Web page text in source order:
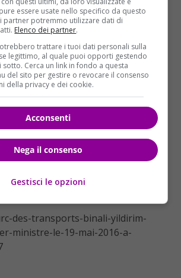
turcoBinali Yildirim ha
attentato opera della vile
terroristica del Pkk», a un
sud-est. «Un attacco infame da
che hanno ucciso 11 nostri
non cederà al terrore e
nostra guerra contro tutte le
Lavoriamo senza
a questi attentati. Come ha
o morte”», ha affermato
di una conferenza stampa
essere usate nello specifico da questo
partner potremmo utilizzare dati di
Elenco dei partner.
trattare i tuoi dati personali sulla
legittimo, al quale puoi opporti gestendo
Cerca un link in fondo a questa
del sito per gestire o revocare il consenso
della privacy e dei cookie.
Acconsenti
Nega il consenso
Gestisci le opzioni